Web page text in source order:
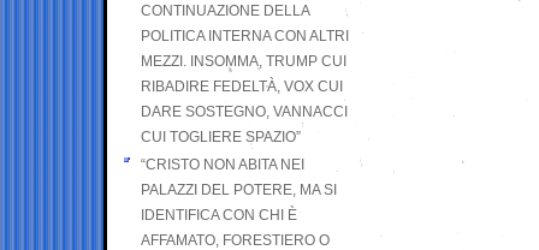
CONTINUAZIONE DELLA
POLITICA INTERNA CON ALTRI
MEZZI. INSOMMA, TRUMP CUI
RIBADIRE FEDELTÀ, VOX CUI
DARE SOSTEGNO, VANNACCI
CUI TOGLIERE SPAZIO”
“CRISTO NON ABITA NEI
PALAZZI DEL POTERE, MA SI
IDENTIFICA CON CHI È
AFFAMATO, FORESTIERO O